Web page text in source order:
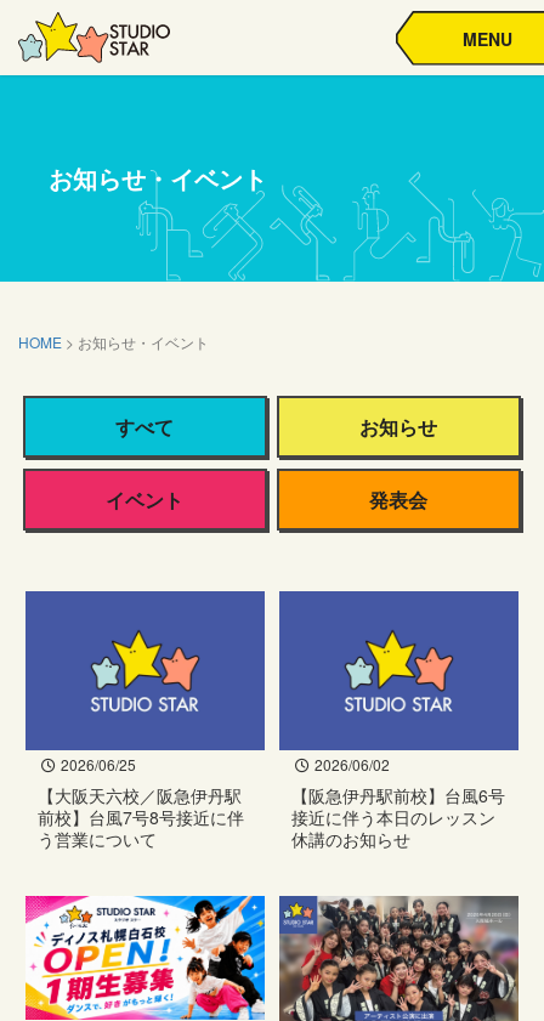
MENU
お知らせ・イベント
HOME > お知らせ・イベント
すべて お知らせ
イベント 発表会
2026/06/25
【大阪天六校／阪急伊丹駅
前校】台風7号8号接近に伴
う営業について
2026/06/02
【阪急伊丹駅前校】台風6号
接近に伴う本日のレッスン
休講のお知らせ